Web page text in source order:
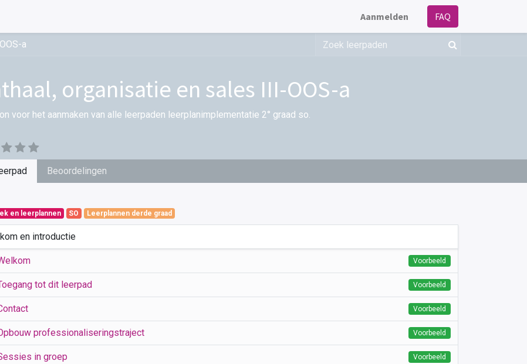
Aanmelden FAQ
a
organisatie en sales III-OOS-a
voor het aanmaken van alle leerpaden leerplanimplementatie 2° graad so.
Beoordelingen
en leerplannen SO Leerplannen derde graad
en introductie
Voorbeeld
tot dit leerpad Voorbeeld
Voorbeeld
professionaliseringstraject Voorbeeld
in groep Voorbeeld